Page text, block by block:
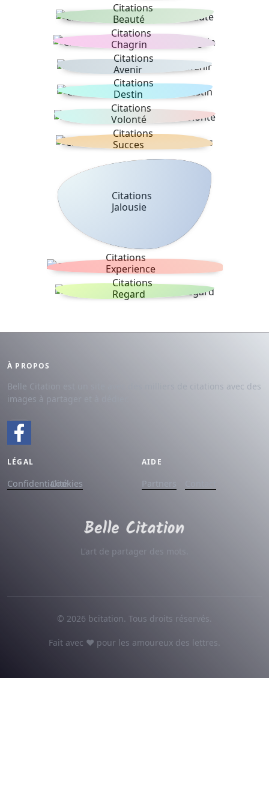
Citations
Beauté
Citations
Chagrin
Citations
Avenir
Citations
Destin
Citations
Volonté
Citations
Succes
Citations
Jalousie
Citations
Experience
Citations
Regard
À PROPOS
Belle Citation est un site avec des milliers de citations avec des
images à partager et à dédier.
LÉGAL
ConfidentialitéCookies
AIDE
Partners
L'art de partager des mots.
© 2026 bcitation. Tous droits réservés.
Fait avec ♥ pour les amoureux des lettres.